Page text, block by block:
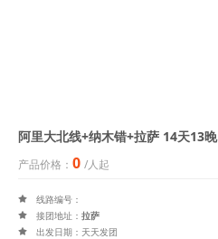
阿里大北线+纳木错+拉萨 14天13晚
产品价格： 0 /人起
 线路编号：
 接团地址： 拉萨
 出发日期：天天发团